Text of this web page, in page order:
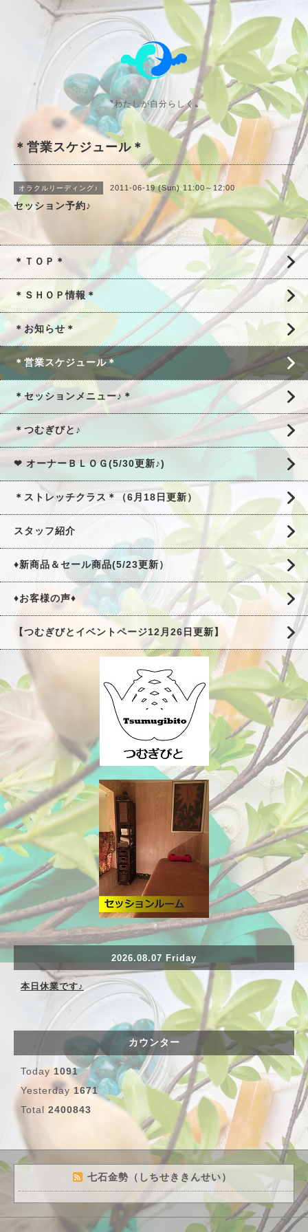
〝わたしが自分らしく〟
＊営業スケジュール＊
オラクルリーディング♪ 2011-06-19 (Sun) 11:00～12:00
セッション予約♪
＊ＴＯＰ＊
＊ＳＨＯＰ情報＊
＊お知らせ＊
＊営業スケジュール＊
＊セッションメニュー♪＊
＊つむぎびと♪
❤ オーナーＢＬＯＧ(5/30更新♪)
＊ストレッチクラス＊（6月18日更新）
スタッフ紹介
♦新商品＆セール商品(5/23更新）
♦お客様の声♦
【つむぎびとイベントページ12月26日更新】
2026.08.07 Friday
本日休業です♪
カウンター
Today 1091
Yesterday 1671
Total 2400843
七石金勢（しちせききんせい）